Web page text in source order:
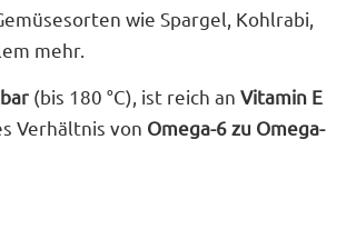
wie Spargel, Kohlrabi,
mehr.
(bis 180 °C), ist reich anVitamin E
Verhältnis von Omega-6 zu Omega-